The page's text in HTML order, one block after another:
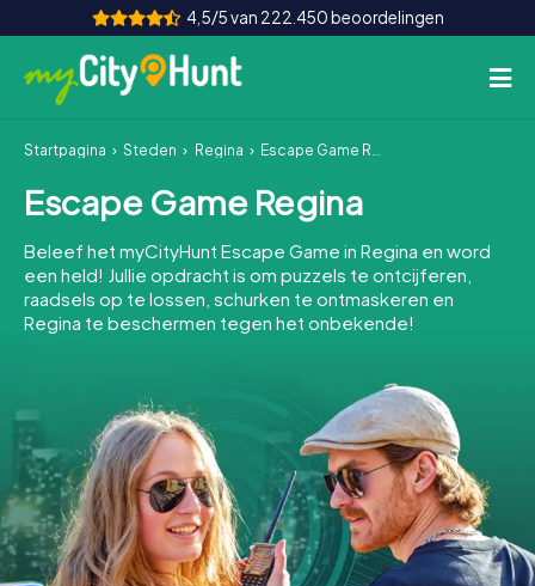
4,5/5 van 222.450 beoordelingen
Hoe het werkt
Steden
Tours
Teamevenement
INT AT CH
DE
ES
FR UK
IE
IT
NL
Startpagina Steden Regina Escape Game Regina
Escape Game Regina
Beleef het myCityHunt Escape Game in Regina en word
een held! Jullie opdracht is om puzzels te ontcijferen,
raadsels op te lossen, schurken te ontmaskeren en
Regina te beschermen tegen het onbekende!